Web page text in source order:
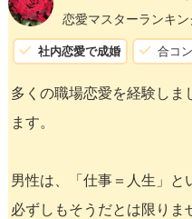
恋愛マスターランキン
社内恋愛で成婚 合コ
多くの職場恋愛を経験しま
ます。
男性は、「仕事＝人生」と
必ずしもそうだとは限りま